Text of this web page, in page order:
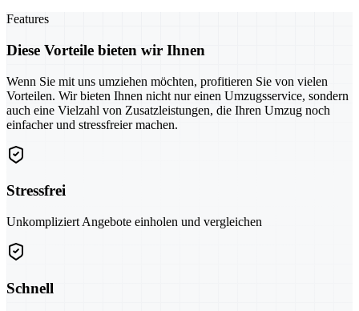
Features
Diese Vorteile bieten wir Ihnen
Wenn Sie mit uns umziehen möchten, profitieren Sie von vielen
Vorteilen. Wir bieten Ihnen nicht nur einen Umzugsservice, sondern
auch eine Vielzahl von Zusatzleistungen, die Ihren Umzug noch
einfacher und stressfreier machen.
Stressfrei
Unkompliziert Angebote einholen und vergleichen
Schnell